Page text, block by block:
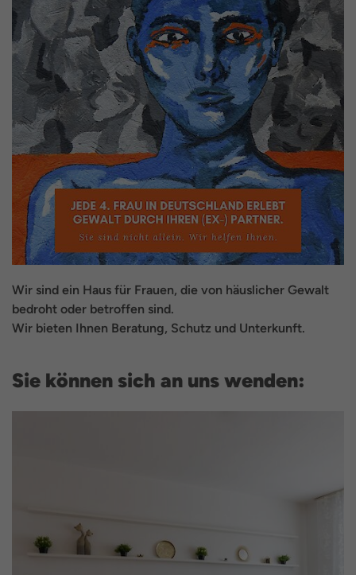
Wir sind ein Haus für Frauen, die von häuslicher Gewalt
bedroht oder betroffen sind.
Wir bieten Ihnen Beratung, Schutz und Unterkunft.
Sie können sich an uns wenden: